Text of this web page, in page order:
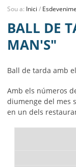
MUNICIPI
SEU
BELL-LLOC
Sou a: Inici /
BALL DE
MAN'S"
Ball de tarda amb
Amb els números
diumenge del mes
en un dels